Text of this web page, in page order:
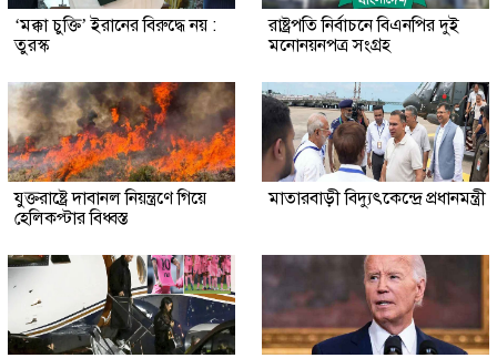
‘মক্কা চুক্তি’ ইরানের বিরুদ্ধে নয় :
তুরস্ক
রাষ্ট্রপতি নির্বাচনে বিএনপির দুই
মনোনয়নপত্র সংগ্রহ
যুক্তরাষ্ট্রে দাবানল নিয়ন্ত্রণে গিয়ে
হেলিকপ্টার বিধ্বস্ত
মাতারবাড়ী বিদ্যুৎকেন্দ্রে প্রধানমন্ত্রী